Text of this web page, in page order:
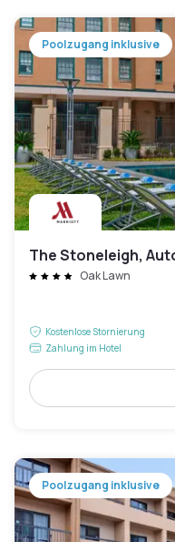
Poolzugang inklusive
The Stoneleigh,
Oak Lawn
Kostenlose Stornierung
Zahlung im Hotel
Poolzugang inklusive